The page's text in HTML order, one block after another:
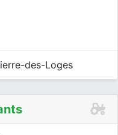
des-Loges